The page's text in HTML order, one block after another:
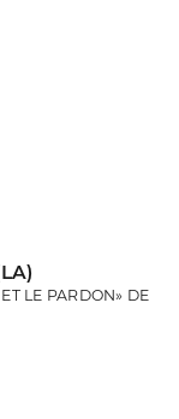
LE PARDON» DE